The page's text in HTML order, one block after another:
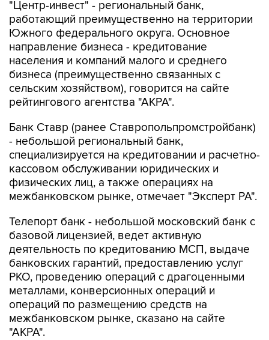
"Центр-инвест" - региональный банк,
работающий преимущественно на территории
Южного федерального округа. Основное
направление бизнеса - кредитование
населения и компаний малого и среднего
бизнеса (преимущественно связанных с
сельским хозяйством), говорится на сайте
рейтингового агентства "АКРА".
Банк Ставр (ранее Ставропольпромстройбанк)
- небольшой региональный банк,
специализируется на кредитовании и расчетно-
кассовом обслуживании юридических и
физических лиц, а также операциях на
межбанковском рынке, отмечает "Эксперт РА".
Телепорт банк - небольшой московский банк с
базовой лицензией, ведет активную
деятельность по кредитованию МСП, выдаче
банковских гарантий, предоставлению услуг
РКО, проведению операций с драгоценными
металлами, конверсионных операций и
операций по размещению средств на
межбанковском рынке, сказано на сайте
"АКРА".